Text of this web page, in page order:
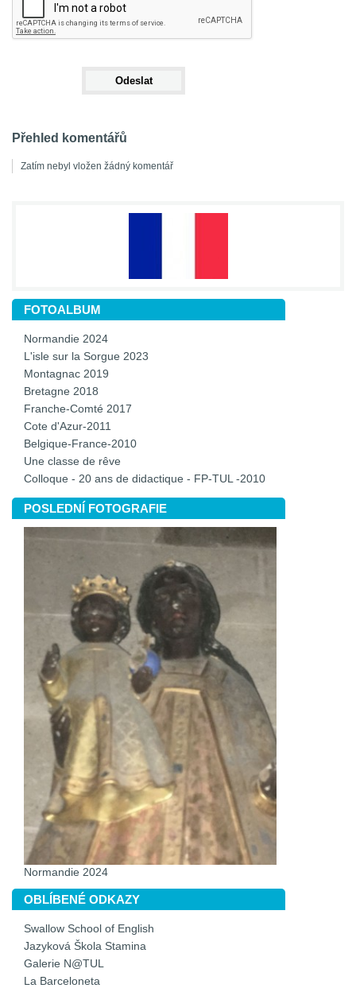
Přehled komentářů
Zatím nebyl vložen žádný komentář
FOTOALBUM
Normandie 2024
L'isle sur la Sorgue 2023
Montagnac 2019
Bretagne 2018
Franche-Comté 2017
Cote d'Azur-2011
Belgique-France-2010
Une classe de rêve
Colloque - 20 ans de didactique - FP-TUL -2010
POSLEDNÍ FOTOGRAFIE
Normandie 2024
OBLÍBENÉ ODKAZY
Swallow School of English
Jazyková Škola Stamina
Galerie N@TUL
La Barceloneta